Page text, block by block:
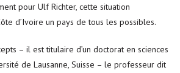
pour Ulf Richter, cette situation
d’Ivoire un pays de tous les possibles.
– il est titulaire d’un doctorat en sciences
de Lausanne, Suisse – le professeur dit